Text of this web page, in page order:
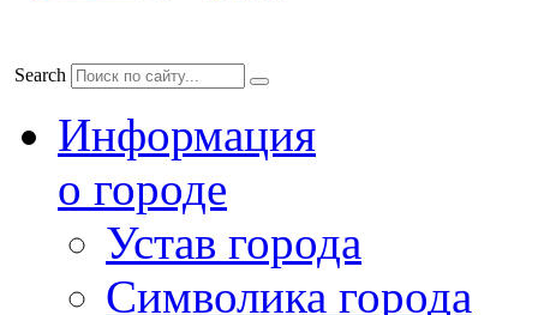
Search
Информация
о городе
Устав города
Символика города